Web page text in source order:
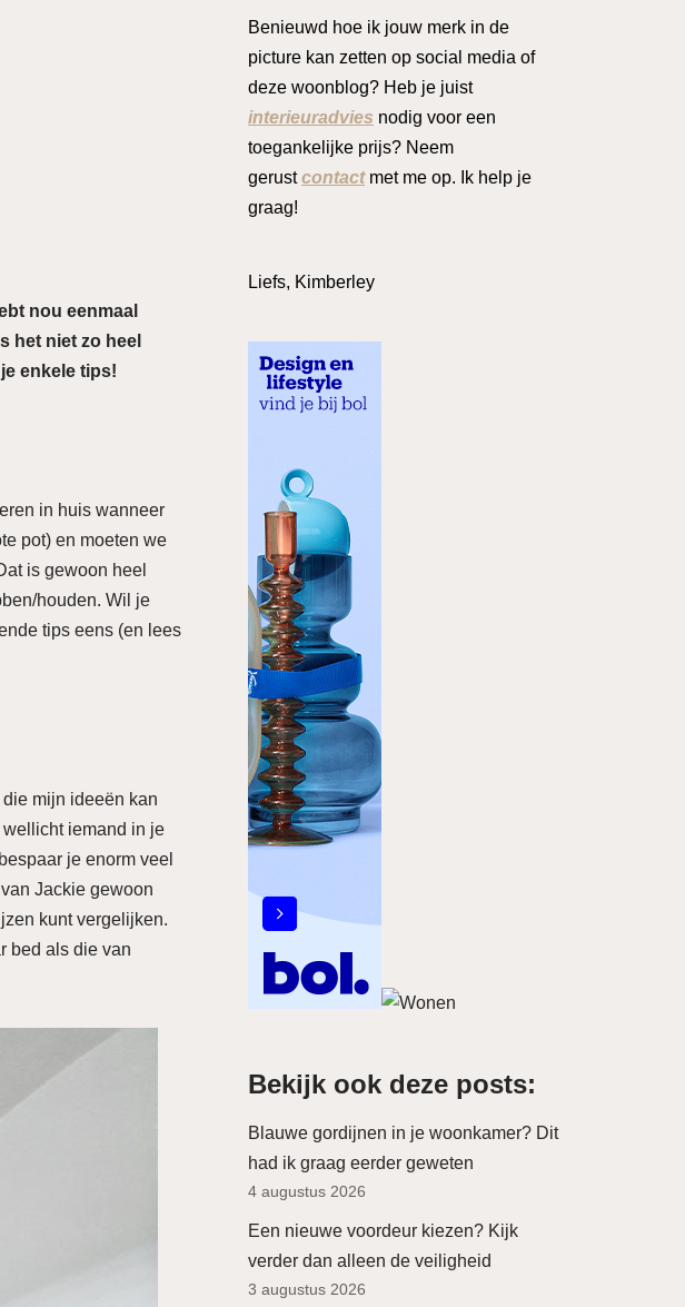
nou eenmaal
het niet zo heel
enkele tips!
in huis wanneer
pot) en moeten we
is gewoon heel
houden. Wil je
tips eens (en lees
mijn ideeën kan
iemand in je
je enorm veel
Jackie gewoon
kunt vergelijken.
bed als die van
Benieuwd hoe ik jouw merk in de
picture kan zetten op social media of
deze woonblog? Heb je juist
interieuradvies nodig voor een
toegankelijke prijs? Neem
gerustcontactmet me op. Ik help je
graag!
Liefs, Kimberley
Bekijk ook deze posts:
Blauwe gordijnen in je woonkamer? Dit
had ik graag eerder geweten
4 augustus 2026
Een nieuwe voordeur kiezen? Kijk
verder dan alleen de veiligheid
3 augustus 2026